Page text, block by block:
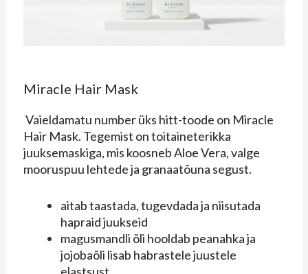
Miracle Hair Mask
Vaieldamatu number üks hitt-toode on Miracle
Hair Mask. Tegemist on toitaineterikka
juuksemaskiga, mis koosneb Aloe Vera, valge
mooruspuu lehtede ja granaatõuna segust.
aitab taastada, tugevdada ja niisutada
hapraid juukseid
magusmandli õli hooldab peanahka ja
jojobaõli lisab habrastele juustele